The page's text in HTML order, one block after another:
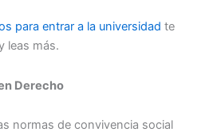
para entrar a la universidad te
leas más.
Derecho
normas de convivencia social